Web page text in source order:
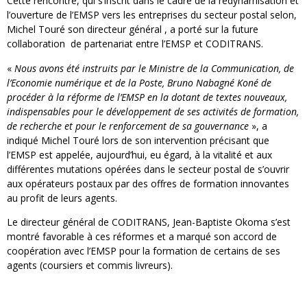
l’ouverture de l’EMSP vers les entreprises du secteur postal selon,
Michel Touré son directeur général , a porté sur la future
collaboration de partenariat entre l’EMSP et CODITRANS.
« Nous avons été instruits par le Ministre de la Communication, de
l’Economie numérique et de la Poste, Bruno Nabagné Koné de
procéder à la réforme de l’EMSP en la dotant de textes nouveaux,
indispensables pour le développement de ses activités de formation,
de recherche et pour le renforcement de sa gouvernance », a
indiqué Michel Touré lors de son intervention précisant que
l’EMSP est appelée, aujourd’hui, eu égard, à la vitalité et aux
différentes mutations opérées dans le secteur postal de s’ouvrir
aux opérateurs postaux par des offres de formation innovantes
au profit de leurs agents.
Le directeur général de CODITRANS, Jean-Baptiste Okoma s’est
montré favorable à ces réformes et a marqué son accord de
coopération avec l’EMSP pour la formation de certains de ses
agents (coursiers et commis livreurs).